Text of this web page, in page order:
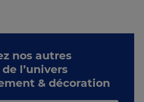
nos autres
l’univers
& décoration